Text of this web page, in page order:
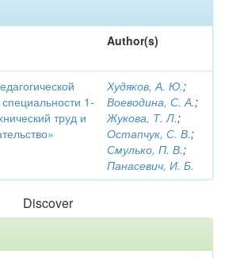
Author(s)
1-
труд и
Худяков, А. Ю.;
Воеводина, С. А.;
Жукова, Т. Л.;
Остапчук, С. В.;
Смулько, П. В.;
Панасевич, И. Б.
Discover